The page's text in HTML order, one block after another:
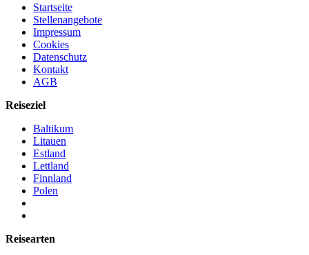
Startseite
Stellenangebote
Impressum
Cookies
Datenschutz
Kontakt
AGB
Reiseziel
Baltikum
Litauen
Estland
Lettland
Finnland
Polen
Reisearten